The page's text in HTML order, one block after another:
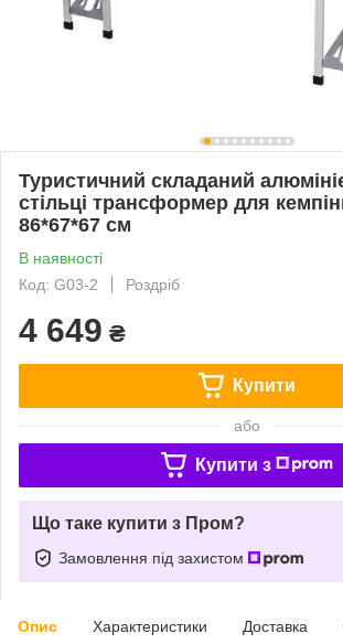
Туристичний складаний
стільці трансформер для
86*67*67 см
В наявності
Код: G03-2
Роздріб
4 649 ₴
Купити
або
Купити з
Що таке купити з Пром?
Замовлення під захистом
Опис Характеристики Доставка